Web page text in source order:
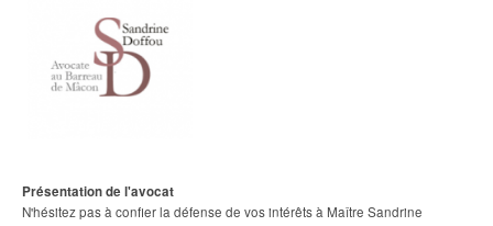
Présentation de l'avocat
N'hésitez pas à confier la défense de vos intérêts à Maître Sandrine